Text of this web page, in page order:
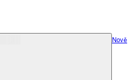
Nově